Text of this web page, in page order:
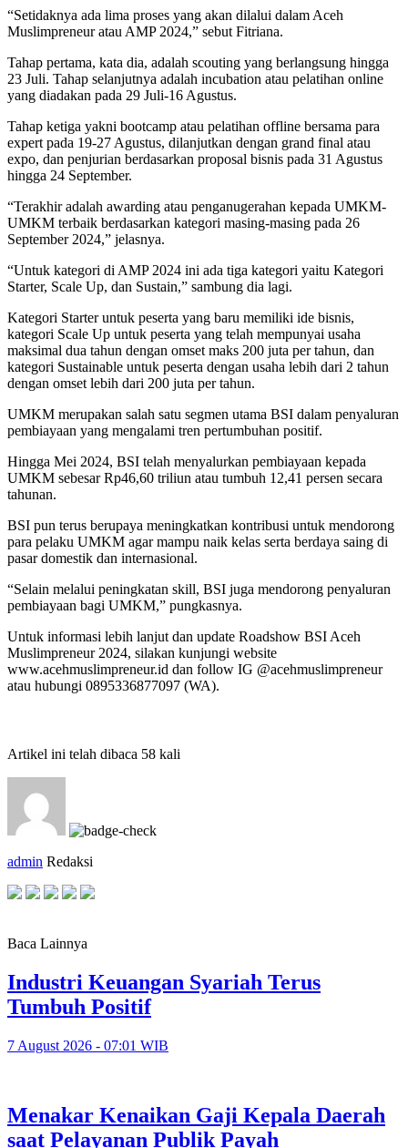
“Setidaknya ada lima proses yang akan dilalui dalam Aceh
Muslimpreneur atau AMP 2024,” sebut Fitriana.
Tahap pertama, kata dia, adalah scouting yang berlangsung hingga
23 Juli. Tahap selanjutnya adalah incubation atau pelatihan online
yang diadakan pada 29 Juli-16 Agustus.
Tahap ketiga yakni bootcamp atau pelatihan offline bersama para
expert pada 19-27 Agustus, dilanjutkan dengan grand final atau
expo, dan penjurian berdasarkan proposal bisnis pada 31 Agustus
hingga 24 September.
“Terakhir adalah awarding atau penganugerahan kepada UMKM-
UMKM terbaik berdasarkan kategori masing-masing pada 26
September 2024,” jelasnya.
“Untuk kategori di AMP 2024 ini ada tiga kategori yaitu Kategori
Starter, Scale Up, dan Sustain,” sambung dia lagi.
Kategori Starter untuk peserta yang baru memiliki ide bisnis,
kategori Scale Up untuk peserta yang telah mempunyai usaha
maksimal dua tahun dengan omset maks 200 juta per tahun, dan
kategori Sustainable untuk peserta dengan usaha lebih dari 2 tahun
dengan omset lebih dari 200 juta per tahun.
UMKM merupakan salah satu segmen utama BSI dalam penyaluran
pembiayaan yang mengalami tren pertumbuhan positif.
Hingga Mei 2024, BSI telah menyalurkan pembiayaan kepada
UMKM sebesar Rp46,60 triliun atau tumbuh 12,41 persen secara
tahunan.
BSI pun terus berupaya meningkatkan kontribusi untuk mendorong
para pelaku UMKM agar mampu naik kelas serta berdaya saing di
pasar domestik dan internasional.
“Selain melalui peningkatan skill, BSI juga mendorong penyaluran
pembiayaan bagi UMKM,” pungkasnya.
Untuk informasi lebih lanjut dan update Roadshow BSI Aceh
Muslimpreneur 2024, silakan kunjungi website
www.acehmuslimpreneur.id dan follow IG @acehmuslimpreneur
atau hubungi 0895336877097 (WA).
Artikel ini telah dibaca 58 kali
admin Redaksi
Baca Lainnya
Industri Keuangan Syariah Terus
Tumbuh Positif
7 August 2026 - 07:01 WIB
Menakar Kenaikan Gaji Kepala Daerah
saat Pelayanan Publik Payah